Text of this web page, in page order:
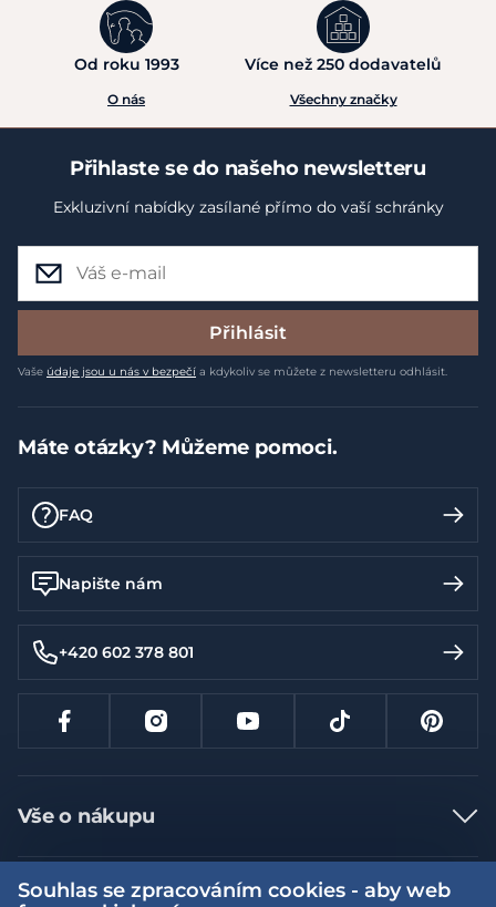
Od roku 1993
O nás
Více než 250 dodavatelů
Všechny značky
Přihlaste se do našeho newsletteru
Exkluzivní nabídky zasílané přímo do vaší schránky
Přihlásit
Vaše údaje jsou u nás v bezpečí a kdykoliv se můžete z newsletteru odhlásit.
Máte otázky? Můžeme pomoci.
FAQ
Napište nám
+420 602 378 801
Vše o nákupu
Jak nakupovat
Nejčastější dotazy
Více informací
Souhlas se zpracováním cookies - aby web